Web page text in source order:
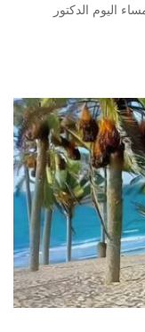
اليوم الدكتور